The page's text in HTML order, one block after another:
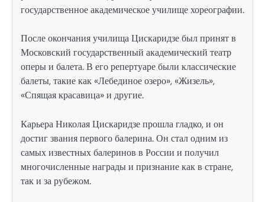
государственное академическое училище хореографии.
После окончания училища Цискаридзе был принят в
Московский государственный академический театр
оперы и балета. В его репертуаре были классические
балеты, такие как «Лебединое озеро», «Жизель»,
«Спящая красавица» и другие.
Карьера Николая Цискаридзе прошла гладко, и он
достиг звания первого балерина. Он стал одним из
самых известных балеринов в России и получил
многочисленные награды и признание как в стране,
так и за рубежом.